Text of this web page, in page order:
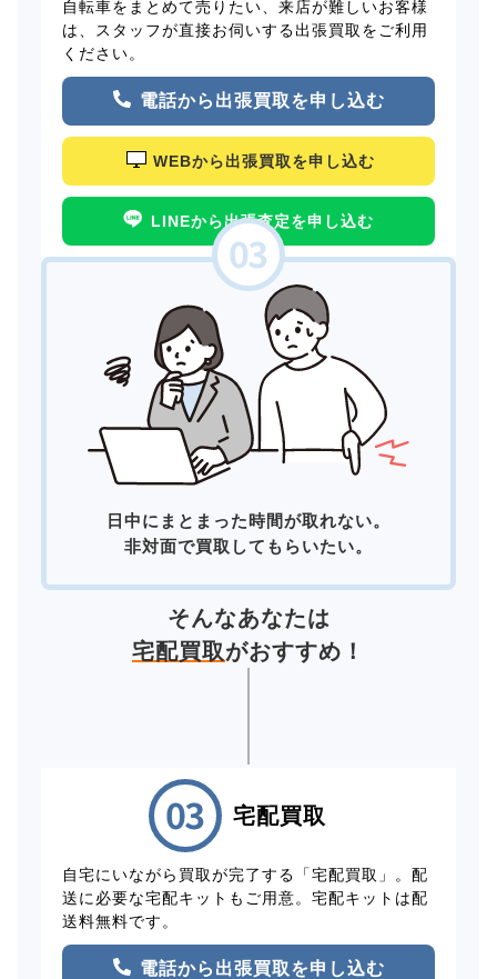
自転車をまとめて売りたい、来店が難しいお客様
は、スタッフが直接お伺いする出張買取をご利用
ください。
電話から出張買取を申し込む
WEBから出張買取を申し込む
LINEから出張査定を申し込む
日中にまとまった時間が取れない。
非対面で買取してもらいたい。
そんなあなたは
宅配買取がおすすめ！
宅配買取
自宅にいながら買取が完了する「宅配買取」。配
送に必要な宅配キットもご用意。宅配キットは配
送料無料です。
電話から出張買取を申し込む